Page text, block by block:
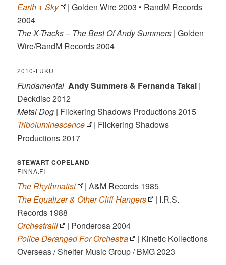
Earth + Sky
| Golden Wire 2003 • RandM Records
2004
The X-Tracks – The Best Of Andy Summers | Golden
Wire/RandM Records 2004
2010-LUKU
Fundamental Andy Summers & Fernanda Takai |
Deckdisc 2012
Metal Dog | Flickering Shadows Productions 2015
Triboluminescence
| Flickering Shadows
Productions 2017
STEWART COPELAND
FINNA.FI
The Rhythmatist
| A&M Records 1985
The Equalizer & Other Cliff Hangers
‎| I.R.S.
Records 1988
Orchestralli
| Ponderosa 2004
Police Deranged For Orchestra
| Kinetic Kollections
Overseas / Shelter Music Group / BMG 2023